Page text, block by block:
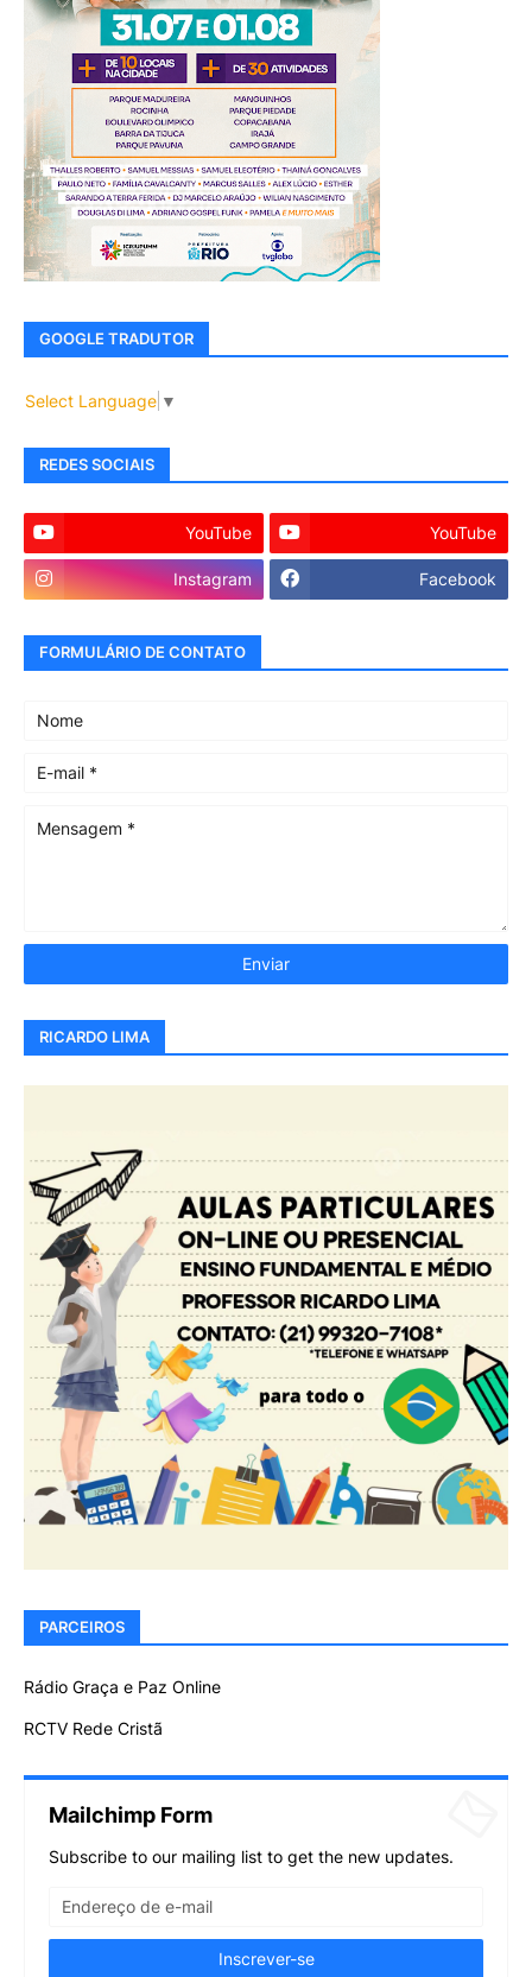
GOOGLE TRADUTOR
Select Language ▼
REDES SOCIAIS
YouTube YouTube
Instagram Facebook
FORMULÁRIO DE CONTATO
RICARDO LIMA
PARCEIROS
Rádio Graça e Paz Online
RCTV Rede Cristã
Mailchimp Form
Subscribe to our mailing list to get the new updates.